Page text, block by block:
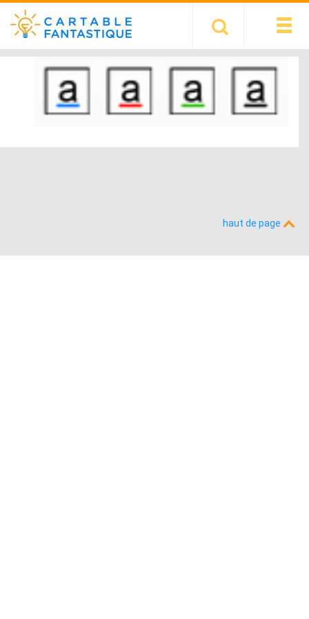
haut de page